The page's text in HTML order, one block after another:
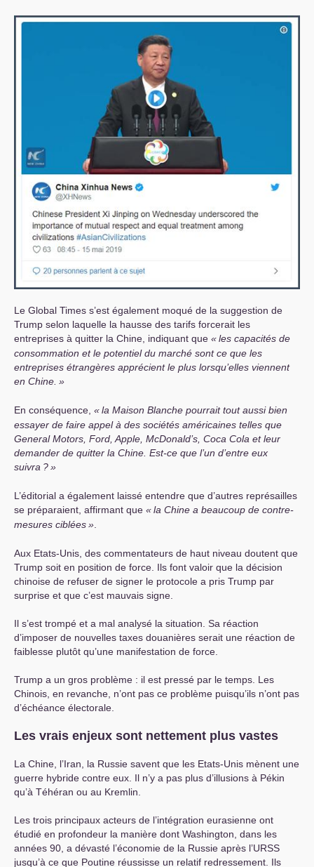
Le Global Times s’est également moqué de la suggestion de
Trump selon laquelle la hausse des tarifs forcerait les
entreprises à quitter la Chine, indiquant que «les capacités de
consommation et le potentiel du marché sont ce que les
entreprises étrangères apprécient le plus lorsqu’elles viennent
en Chine. »
En conséquence, «la Maison Blanche pourrait tout aussi bien
essayer de faire appel à des sociétés américaines telles que
General Motors, Ford, Apple, McDonald’s, Coca Cola et leur
demander de quitter la Chine. Est-ce que l’un d’entre eux
suivra ?»
L’éditorial a également laissé entendre que d’autres représailles
se préparaient, affirmant que «la Chine a beaucoup de contre-
mesures ciblées»
Aux Etats-Unis, des commentateurs de haut niveau doutent que
Trump soit en position de force. Ils font valoir que la décision
chinoise de refuser de signer le protocole a pris Trump par
surprise et que c’est mauvais signe.
Il s’est trompé et a mal analysé la situation. Sa réaction
d’imposer de nouvelles taxes douanières serait une réaction de
faiblesse plutôt qu’une manifestation de force.
Trump a un gros problème : il est pressé par le temps. Les
Chinois, en revanche, n’ont pas ce problème puisqu’ils n’ont pas
d’échéance électorale.
Les vrais enjeux sont nettement plus vastes
La Chine, l’Iran, la Russie savent que les Etats-Unis mènent une
guerre hybride contre eux. Il n’y a pas plus d’illusions à Pékin
qu’à Téhéran ou au Kremlin.
Les trois principaux acteurs de l’intégration eurasienne ont
étudié en profondeur la manière dont Washington, dans les
années 90, a dévasté l’économie de la Russie après l’URSS
jusqu’à ce que Poutine réussisse un relatif redressement. Ils